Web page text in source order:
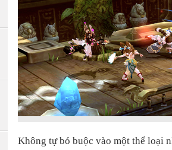
Không tự bó buộc vào một thể loại